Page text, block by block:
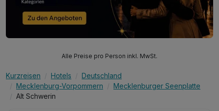
Alle Preise pro Person inkl. MwSt.
Kurzreisen Hotels
Deutschland
Mecklenburg-Vorpommern
Mecklenburger Seenplatte
Alt Schwerin